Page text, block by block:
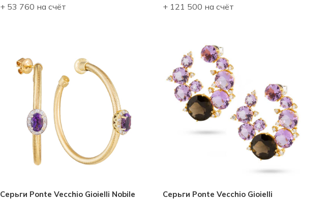
+ 53 760 на счёт + 121 500 на счёт
Серьги Ponte Vecchio Gioielli Nobile
Серьги Ponte Vecchio Gioielli